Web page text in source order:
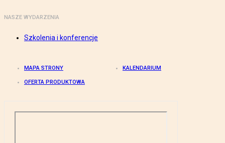
NASZE WYDARZENIA
Szkolenia i konferencje
MAPA STRONY KALENDARIUM
OFERTA PRODUKTOWA